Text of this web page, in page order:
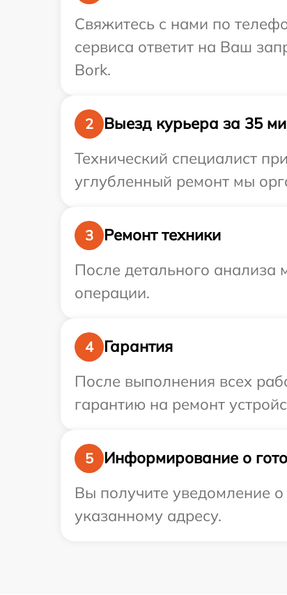
Свяжитесь с нами по
сервиса ответит на Ваш
Bork.
2
Выезд курьера за 35
Технический специалист
углубленный ремонт мы
3
Ремонт техники
После детального анализа
операции.
4
Гарантия
После выполнения всех
гарантию на ремонт
5
Информирование о
Вы получите уведомление
указанному адресу.